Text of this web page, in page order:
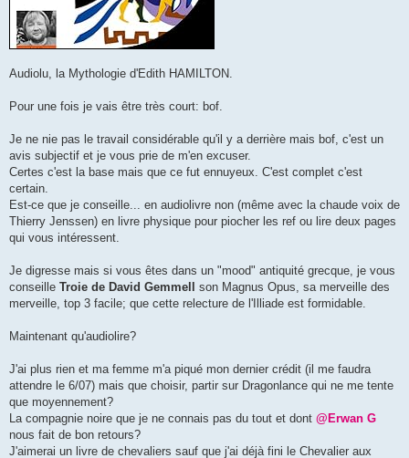
Audiolu, la Mythologie d'Edith HAMILTON.
Pour une fois je vais être très court: bof.
Je ne nie pas le travail considérable qu'il y a derrière mais bof, c'est un
avis subjectif et je vous prie de m'en excuser.
Certes c'est la base mais que ce fut ennuyeux. C'est complet c'est
certain.
Est-ce que je conseille... en audiolivre non (même avec la chaude voix de
Thierry Jenssen) en livre physique pour piocher les ref ou lire deux pages
qui vous intéressent.
Je digresse mais si vous êtes dans un "mood" antiquité grecque, je vous
conseille Troie de David Gemmell son Magnus Opus, sa merveille des
merveille, top 3 facile; que cette relecture de l'Illiade est formidable.
Maintenant qu'audiolire?
J'ai plus rien et ma femme m'a piqué mon dernier crédit (il me faudra
attendre le 6/07) mais que choisir, partir sur Dragonlance qui ne me tente
que moyennement?
La compagnie noire que je ne connais pas du tout et dont @Erwan G
nous fait de bon retours?
J'aimerai un livre de chevaliers sauf que j'ai déjà fini le Chevalier aux